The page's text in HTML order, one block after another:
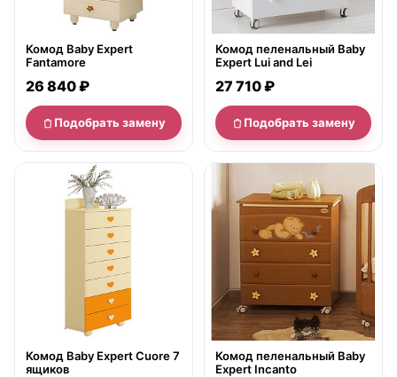
Комод Baby Expert
Fantamore
26 840 ₽
Подобрать замену
Комод пеленальный Baby
Expert Lui and Lei
27 710 ₽
Подобрать замену
нет в продаже
Комод Baby Expert Cuore 7
ящиков
нет в продаже
Комод пеленальный Baby
Expert Incanto